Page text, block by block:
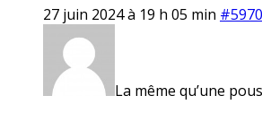
27 juin 2024 à 19 h 05 min
La même qu’une